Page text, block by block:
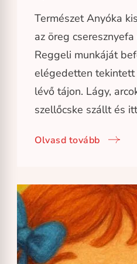
Természet Anyóka
az öreg
Reggeli munkáját
elégedetten
lévő tájon. Lágy,
szellőcske szállt és
Olvasd tovább